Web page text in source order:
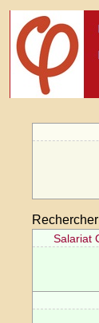
Salariat